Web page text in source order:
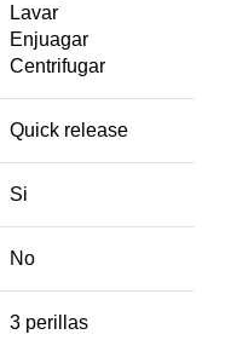
Lavar
Enjuagar
Centrifugar
Quick release
Si
No
3 perillas